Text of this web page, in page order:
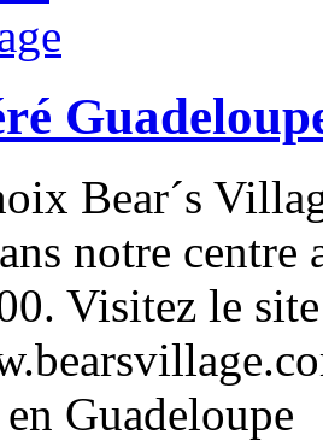
Bear´s
notre centre
Visitez le
Guadeloupe